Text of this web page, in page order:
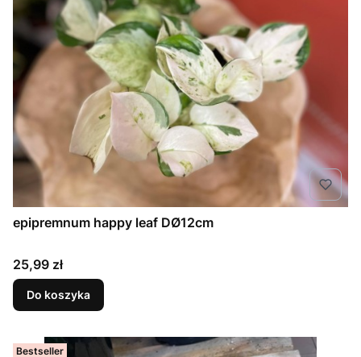
epipremnum happy leaf DØ12cm
Cena
25,99 zł
Do koszyka
Bestseller